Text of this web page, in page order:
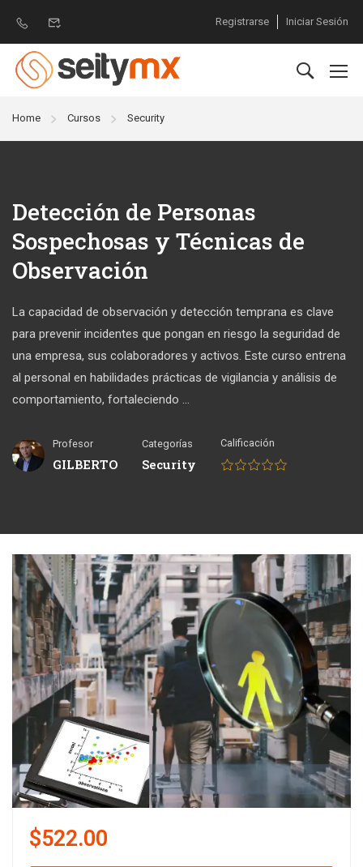
Registrarse Iniciar Sesión
Home Cursos Security
Detección de Personas
Sospechosas y Técnicas de
Observación
La capacidad de observación y detección temprana es clave
para prevenir incidentes que pongan en riesgo la seguridad de
una empresa, sus colaboradores y activos. Este curso entrena
al personal en habilidades prácticas de vigilancia y análisis de
comportamiento, fortaleciendo …
Profesor
GILBERTO
Categorías
Security
Calificación
$522.00